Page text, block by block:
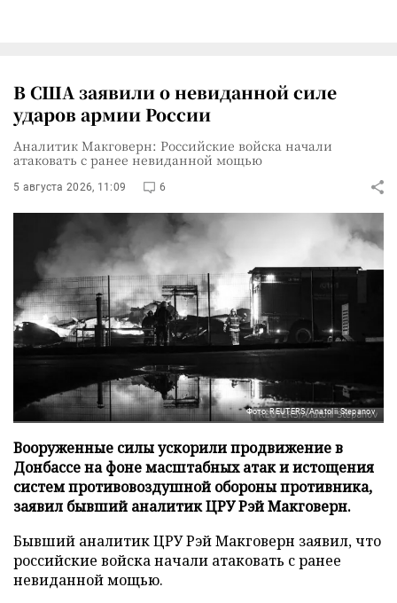
В США заявили о невиданной силе
ударов армии России
Аналитик Макговерн: Российские войска начали
атаковать с ранее невиданной мощью
5 августа 2026, 11:09 6
Фото: REUTERS/Anatolii Stepanov
Вооруженные силы ускорили продвижение в
Донбассе на фоне масштабных атак и истощения
систем противовоздушной обороны противника,
заявил бывший аналитик ЦРУ Рэй Макговерн.
Бывший аналитик ЦРУ Рэй Макговерн заявил, что
российские войска начали атаковать с ранее
невиданной мощью.